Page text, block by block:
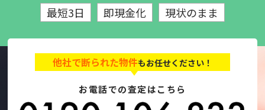
最短3日 即現金化 現状のまま
他社で断られた物件もお任せください！
お電話での査定はこちら